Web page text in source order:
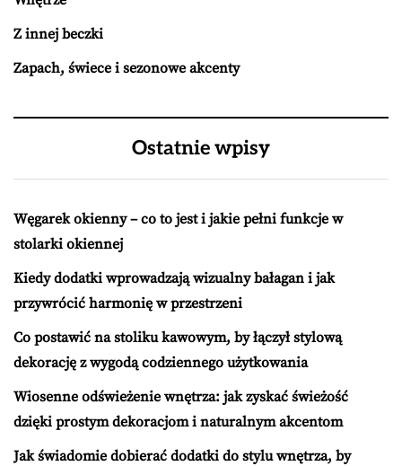
Z innej beczki
Zapach, świece i sezonowe akcenty
Ostatnie wpisy
Węgarek okienny – co to jest i jakie pełni funkcje w
stolarki okiennej
Kiedy dodatki wprowadzają wizualny bałagan i jak
przywrócić harmonię w przestrzeni
Co postawić na stoliku kawowym, by łączył stylową
dekorację z wygodą codziennego użytkowania
Wiosenne odświeżenie wnętrza: jak zyskać świeżość
dzięki prostym dekoracjom i naturalnym akcentom
Jak świadomie dobierać dodatki do stylu wnętrza, by